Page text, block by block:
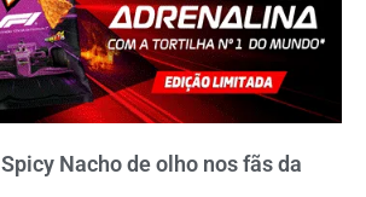
Nacho de olho nos fãs da